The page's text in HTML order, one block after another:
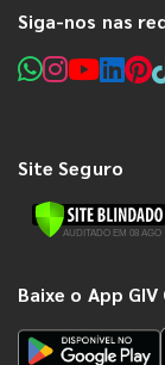
Siga-nos nas
Site Seguro
Baixe o App GIV